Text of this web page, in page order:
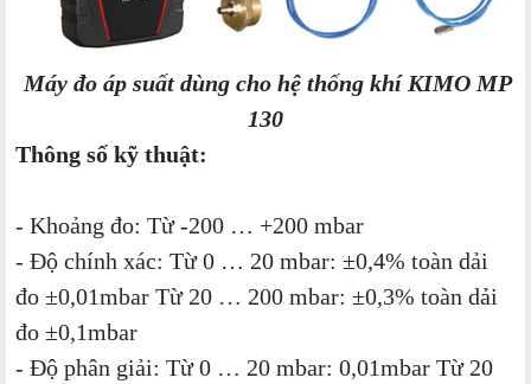
Máy đo áp suất dùng cho hệ thống khí KIMO MP
130
Thông số kỹ thuật:
- Khoảng đo: Từ -200 … +200 mbar
- Độ chính xác: Từ 0 … 20 mbar: ±0,4% toàn dải
đo ±0,01mbar Từ 20 … 200 mbar: ±0,3% toàn dải
đo ±0,1mbar
- Độ phân giải: Từ 0 … 20 mbar: 0,01mbar Từ 20